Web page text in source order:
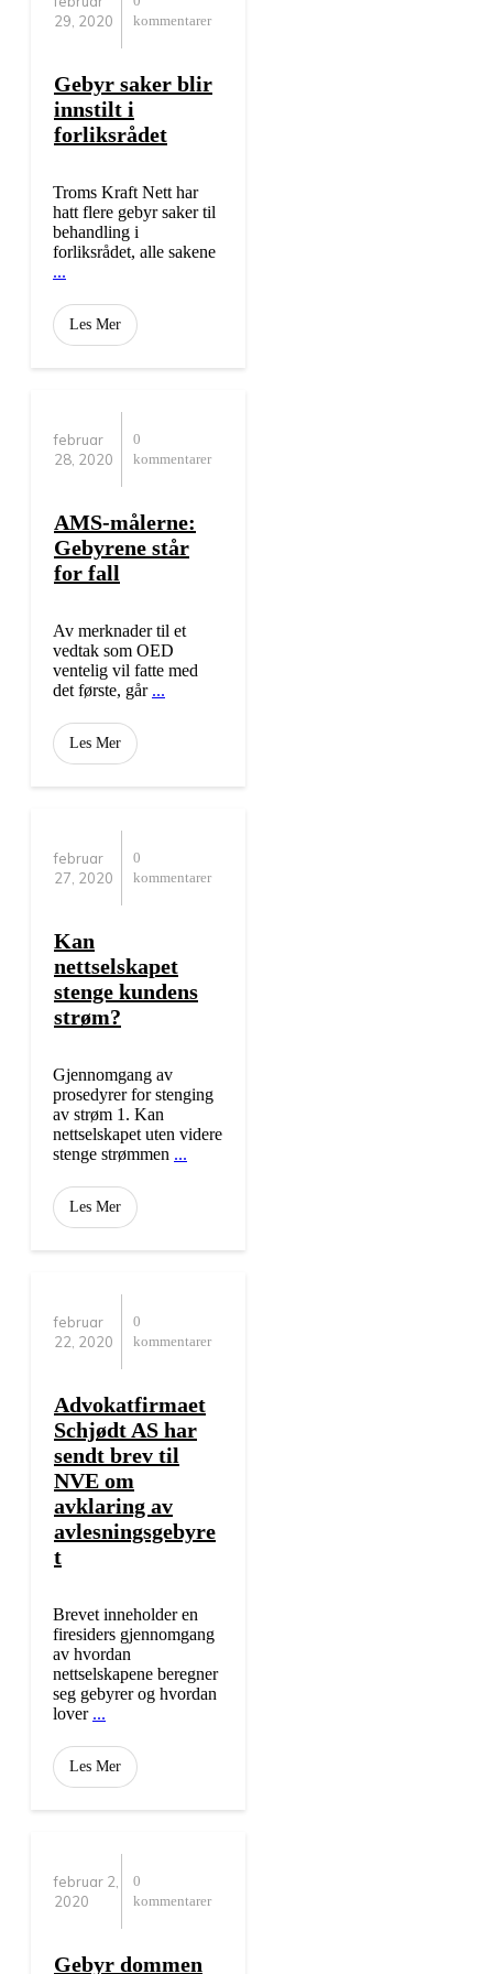
29, 2020
kommentarer
Gebyr saker blir
innstilt i
forliksrådet
Troms Kraft Nett har
hatt flere gebyr saker til
behandling i
forliksrådet, alle sakene
...
Les Mer
februar
28, 2020
0
kommentarer
AMS-målerne:
Gebyrene står
for fall
Av merknader til et
vedtak som OED
ventelig vil fatte med
det første, går ...
Les Mer
februar
27, 2020
0
kommentarer
Kan
nettselskapet
stenge kundens
strøm?
Gjennomgang av
prosedyrer for stenging
av strøm 1. Kan
nettselskapet uten videre
stenge strømmen ...
Les Mer
februar
22, 2020
0
kommentarer
Advokatfirmaet
Schjødt AS har
sendt brev til
NVE om
avklaring av
avlesningsgebyre
t
Brevet inneholder en
firesiders gjennomgang
av hvordan
nettselskapene beregner
seg gebyrer og hvordan
lover ...
Les Mer
februar 2,
2020
0
kommentarer
Gebyr dommen